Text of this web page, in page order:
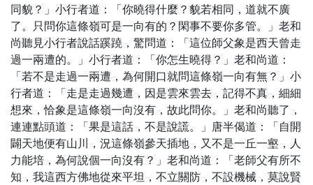
同貌？」小行者道：「你曉得什麼？貌若相同，道就不廣
了。只問你這條嶺可是一向有的？閑事不要你多管。」老和
尚聽見小行者說話蹊蹺，驚問道：「這位師父象是西天曾走
過一兩遭的。」小行者道：「你怎生曉得？」老和尚道：
「若不是走過一兩遭，為何開口就問這條嶺一向有無？」小
行者道：「走是走過幾遭，因是雲來雲去，記得不真，細細
想來，恰象是這條嶺一向沒有，故此問你。」老和尚聽了，
連連點頭道：「果是這話，不是說謊。」唐半偈道：「自開
闢天地便有山川，況這條嶺參天插地，又不是一丘一壑，人
力能培，為何說個一向沒有？」老和尚道：「老師父有所不
知，我這西方佛地從來平坦，不立關防，不設機械，莫說賢